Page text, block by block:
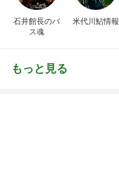
石井館長のバ
ス魂
米代川鮎情報
もっと見る